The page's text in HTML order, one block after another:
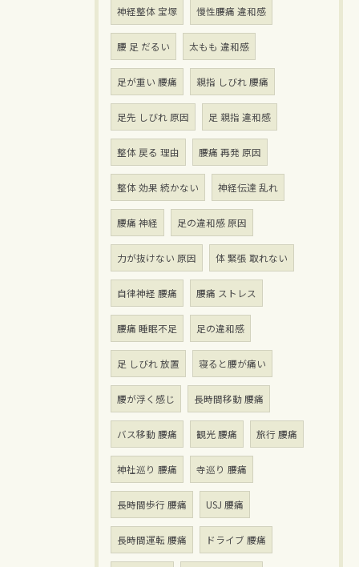
神経整体 宝塚 慢性腰痛 違和感
腰 足 だるい 太もも 違和感
足が重い 腰痛 親指 しびれ 腰痛
足先 しびれ 原因 足 親指 違和感
整体 戻る 理由 腰痛 再発 原因
整体 効果 続かない 神経伝達 乱れ
腰痛 神経 足の違和感 原因
力が抜けない 原因 体 緊張 取れない
自律神経 腰痛 腰痛 ストレス
腰痛 睡眠不足 足の違和感
足 しびれ 放置 寝ると腰が痛い
腰が浮く感じ 長時間移動 腰痛
バス移動 腰痛 観光 腰痛 旅行 腰痛
神社巡り 腰痛 寺巡り 腰痛
長時間歩行 腰痛 USJ 腰痛
長時間運転 腰痛 ドライブ 腰痛